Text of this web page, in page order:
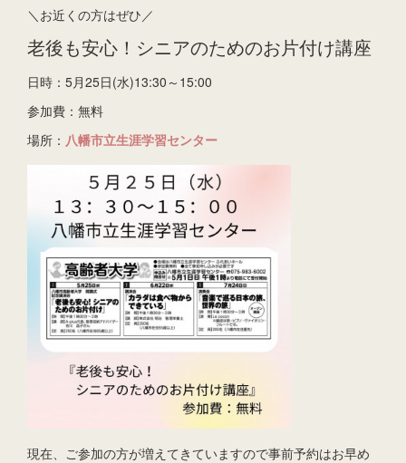
＼お近くの方はぜひ／
老後も安心！シニアのためのお片付け講座
日時：5月25日(水)13:30～15:00
参加費：無料
場所： 八幡市立生涯学習センター
現在、ご参加の方が増えてきていますので事前予約はお早め